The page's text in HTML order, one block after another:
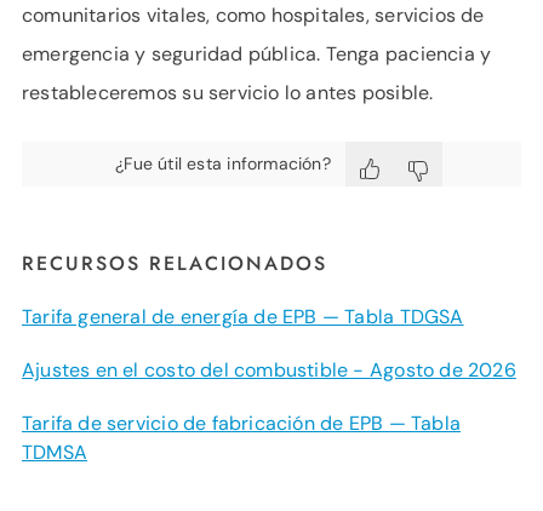
comunitarios vitales, como hospitales, servicios de
emergencia y seguridad pública. Tenga paciencia y
restableceremos su servicio lo antes posible.
¿Fue útil esta información?
RECURSOS RELACIONADOS
Tarifa general de energía de EPB — Tabla TDGSA
Ajustes en el costo del combustible - Agosto de 2026
Tarifa de servicio de fabricación de EPB — Tabla
TDMSA